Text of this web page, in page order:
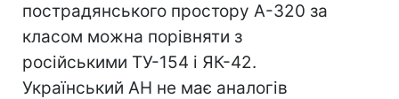
пострадянського простору А-320 за
класом можна порівняти з
російськими ТУ-154 і ЯК-42.
Український АН не має аналогів